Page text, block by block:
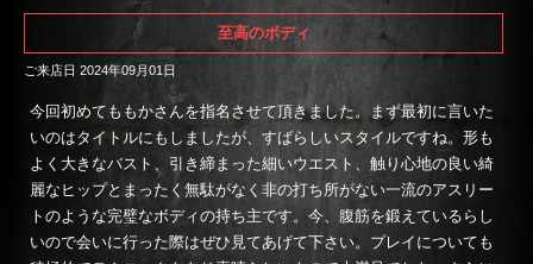
至高のボディ
ご来店日 2024年09月01日
今回初めてももかさんを指名させて頂きました。まず最初に言いた
いのはタイトルにもしましたが、すばらしいスタイルですね。形も
よく大きなバスト、引き締まった細いウエスト、触り心地の良い綺
麗なヒップとまったく無駄がなく非の打ち所がない一流のアスリー
トのような完璧なボディの持ち主です。今、腹筋を鍛えているらし
いので会いに行った際はぜひ見てあげて下さい。プレイについても